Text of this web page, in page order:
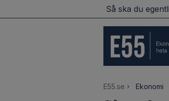
Så ska du egentligen koka ägg
E55.se Ekonomi